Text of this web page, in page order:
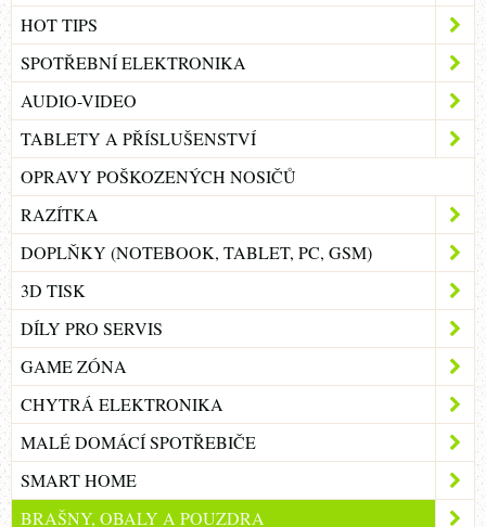
HOT TIPS
SPOTŘEBNÍ ELEKTRONIKA
AUDIO-VIDEO
TABLETY A PŘÍSLUŠENSTVÍ
OPRAVY POŠKOZENÝCH NOSIČŮ
RAZÍTKA
DOPLŇKY (NOTEBOOK, TABLET, PC, GSM)
3D TISK
DÍLY PRO SERVIS
GAME ZÓNA
CHYTRÁ ELEKTRONIKA
MALÉ DOMÁCÍ SPOTŘEBIČE
SMART HOME
BRAŠNY, OBALY A POUZDRA